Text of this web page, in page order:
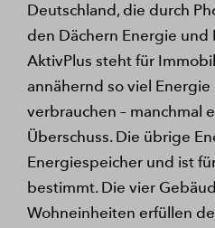
Deutschland, die durch
den Dächern Energie und
AktivPlus steht für
annähernd so viel Energie
verbrauchen – manchmal
Überschuss. Die übrige
Energiespeicher und ist
bestimmt. Die vier
Wohneinheiten erfüllen